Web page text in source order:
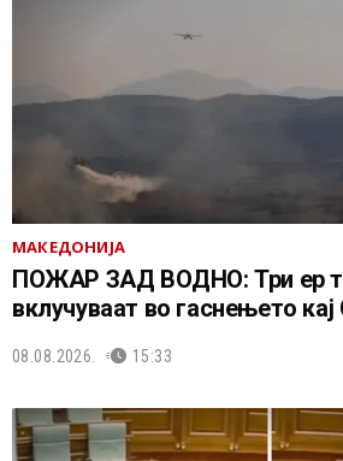
МАКЕДОНИЈА
ПОЖАР ЗАД ВОДНО: Три ер
вклучуваат во гаснењето
08.08.2026. 15:33